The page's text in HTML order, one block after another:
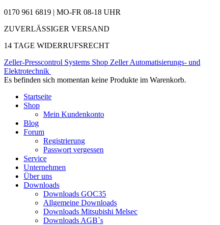
0170 961 6819 | MO-FR 08-18 UHR
ZUVERLÄSSIGER VERSAND
14 TAGE WIDERRUFSRECHT
Zeller-Presscontrol Systems Shop Zeller Automatisierungs- und
Elektrotechnik
Es befinden sich momentan keine Produkte im Warenkorb.
Startseite
Shop
Mein Kundenkonto
Blog
Forum
Registrierung
Passwort vergessen
Service
Unternehmen
Über uns
Downloads
Downloads GOC35
Allgemeine Downloads
Downloads Mitsubishi Melsec
Downloads AGB`s